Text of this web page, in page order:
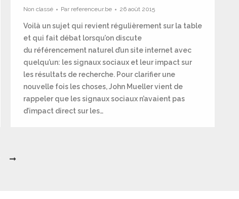
Non classé Par referenceur.be 26 août 2015
Voilà un sujet qui revient régulièrement sur la table
et qui fait débat lorsqu’on discute
du référencement naturel d’un site internet avec
quelqu’un: les signaux sociaux et leur impact sur
les résultats de recherche. Pour clarifier une
nouvelle fois les choses, John Mueller vient de
rappeler que les signaux sociaux n’avaient pas
d’impact direct sur les…